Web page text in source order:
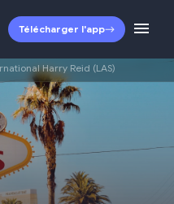
Télécharger l'app
Harry Reid (LAS)